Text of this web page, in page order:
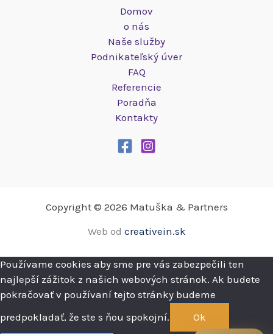
Domov
o nás
Naše služby
Podnikateľský úver
FAQ
Referencie
Poradňa
Kontakty
Copyright © 2026 Matuška & Partners
Web od creativein.sk
Používame cookies aby sme pre vás zabezpečili ten
najlepší zážitok z našich webových stránok. Ak budete
pokračovať v používaní tejto stránky budeme
predpokladať, že ste s ňou spokojní.
Ok